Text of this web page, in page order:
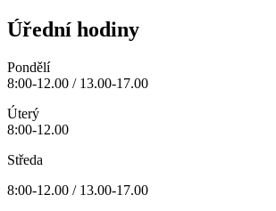
Úřední hodiny
Pondělí
8:00-12.00 / 13.00-17.00
Úterý
8:00-12.00
Středa
8:00-12.00 / 13.00-17.00